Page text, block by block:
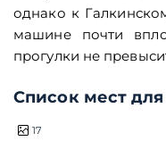
однако к
машине почти
прогулки не
Список мест
17